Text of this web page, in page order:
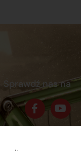
Sprawdź nas na